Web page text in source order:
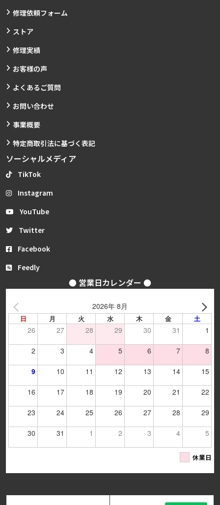
修理依頼フォーム
ストア
修理実績
お客様の声
よくあるご質問
お問い合わせ
事業概要
特定商取引法に基づく表記
ソーシャルメディア
TikTok
Instagram
YouTube
Twitter
Facebook
Feedly
● 営業日カレンダー ●
2026年 8月
日 月 火 水 木 金 土
26 27 28 29 30 31 1
2 3 4 5 6 7 8
9 10 11 12 13 14 15
16 17 18 19 20 21 22
23 24 25 26 27 28 29
30 31 1 2 3 4 5
休業日